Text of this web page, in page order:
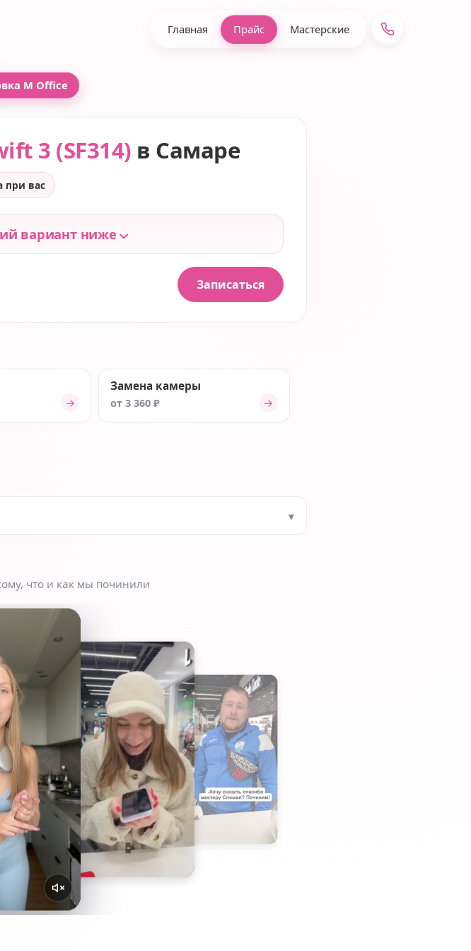
Главная Прайс Мастерские
M Office
3 (SF314) в Самаре
при вас
вариант ниже
Записаться
→
Замена камеры
от 3 360 ₽ →
что и как мы починили